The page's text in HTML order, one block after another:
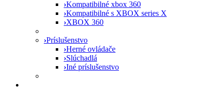
›Kompatibilné xbox 360
›Kompatibilné s XBOX series X
›XBOX 360
›Príslušenstvo
›Herné ovládače
›Slúchadlá
›Iné príslušenstvo